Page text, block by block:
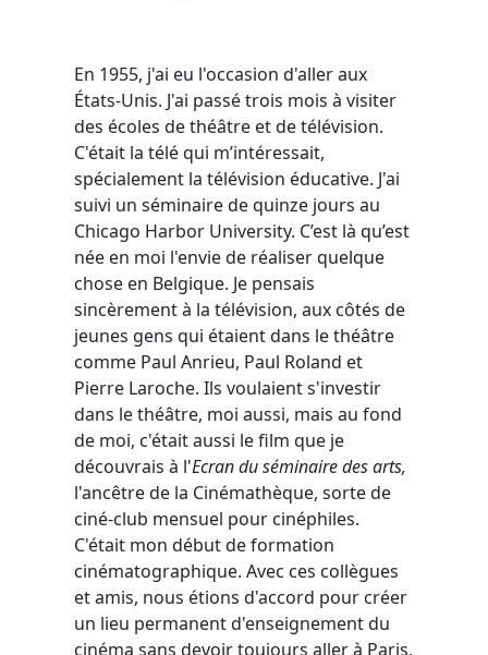
En 1955, j'ai eu l'occasion d'aller aux
États-Unis. J'ai passé trois mois à visiter
des écoles de théâtre et de télévision.
C'était la télé qui m’intéressait,
spécialement la télévision éducative. J'ai
suivi un séminaire de quinze jours au
Chicago Harbor University. C’est là qu’est
née en moi l'envie de réaliser quelque
chose en Belgique. Je pensais
sincèrement à la télévision, aux côtés de
jeunes gens qui étaient dans le théâtre
comme Paul Anrieu, Paul Roland et
Pierre Laroche. Ils voulaient s'investir
dans le théâtre, moi aussi, mais au fond
de moi, c'était aussi le film que je
découvrais à l'Ecran du séminaire des arts,
l'ancêtre de la Cinémathèque, sorte de
ciné-club mensuel pour cinéphiles.
C'était mon début de formation
cinématographique. Avec ces collègues
et amis, nous étions d'accord pour créer
un lieu permanent d'enseignement du
cinéma sans devoir toujours aller à Paris.